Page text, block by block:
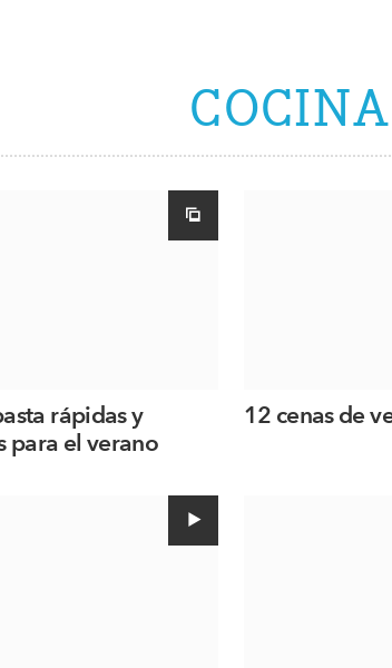
rápidas y
para el verano
12 cenas de